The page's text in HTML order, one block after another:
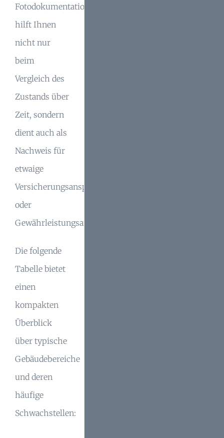
Fotodokumentation
hilft Ihnen
nicht nur
beim
Vergleich des
Zustands über
Zeit, sondern
dient auch als
Nachweis für
etwaige
Versicherungsansprüche
oder
Gewährleistungsansprüche.
Die folgende
Tabelle bietet
einen
kompakten
Überblick
über typische
Gebäudebereiche
und deren
häufige
Schwachstellen: